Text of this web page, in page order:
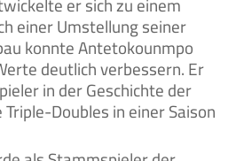
einer Umstellung seiner
konnte Antetokounmpo
deutlich verbessern. Er
in der Geschichte der
Doubles in einer Saison